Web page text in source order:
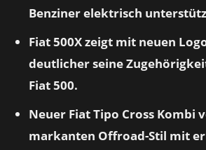
Benziner elektrisch
Fiat 500X zeigt mit neuen
deutlicher seine
Fiat 500.
Neuer Fiat Tipo Cross Kombi
markanten Offroad-Stil mit